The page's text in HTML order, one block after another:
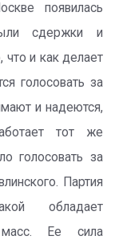
появилась
сдержки и
что и как делает
голосовать за
и надеются,
тот же
голосовать за
Партия
обладает
масс. Ее сила